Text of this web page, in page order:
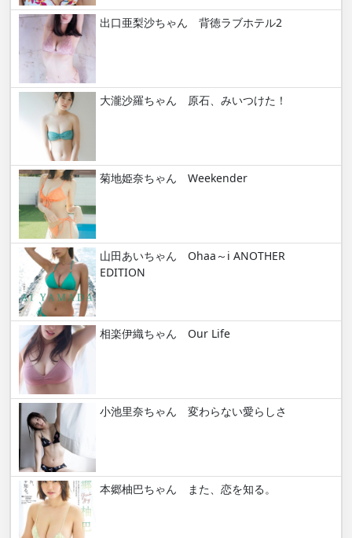
出口亜梨沙ちゃん 背徳ラブホテル2
大瀧沙羅ちゃん 原石、みいつけた！
菊地姫奈ちゃん Weekender
山田あいちゃん Ohaa～i ANOTHER
EDITION
相楽伊織ちゃん Our Life
小池里奈ちゃん 変わらない愛らしさ
本郷柚巴ちゃん また、恋を知る。